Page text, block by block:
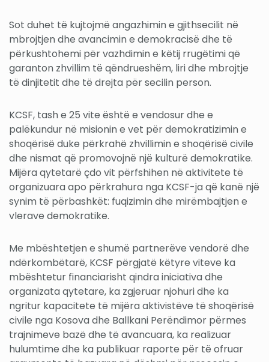
Sot duhet të kujtojmë angazhimin e gjithsecilit në
mbrojtjen dhe avancimin e demokracisë dhe të
përkushtohemi për vazhdimin e këtij rrugëtimi që
garanton zhvillim të qëndrueshëm, liri dhe mbrojtje
të dinjitetit dhe të drejta për secilin person.
KCSF, tash e 25 vite është e vendosur dhe e
palëkundur në misionin e vet për demokratizimin e
shoqërisë duke përkrahë zhvillimin e shoqërisë civile
dhe nismat që promovojnë një kulturë demokratike.
Mijëra qytetarë çdo vit përfshihen në aktivitete të
organizuara apo përkrahura nga KCSF-ja që kanë një
synim të përbashkët: fuqizimin dhe mirëmbajtjen e
vlerave demokratike.
Me mbështetjen e shumë partnerëve vendorë dhe
ndërkombëtarë, KCSF përgjatë këtyre viteve ka
mbështetur financiarisht qindra iniciativa dhe
organizata qytetare, ka zgjeruar njohuri dhe ka
ngritur kapacitete të mijëra aktivistëve të shoqërisë
civile nga Kosova dhe Ballkani Perëndimor përmes
trajnimeve bazë dhe të avancuara, ka realizuar
hulumtime dhe ka publikuar raporte për të ofruar